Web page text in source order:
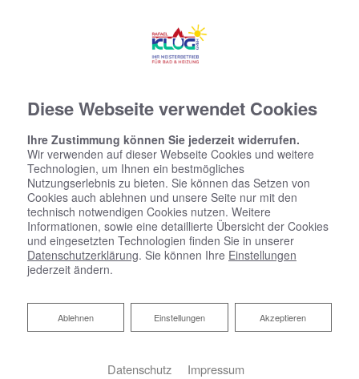
Impressum
Rafael Klug GmbH
Diese Webseite verwendet Cookies
Ihre Zustimmung können Sie jederzeit widerrufen.
Wir verwenden auf dieser Webseite Cookies und weitere
Technologien, um Ihnen ein bestmögliches
Nutzungserlebnis zu bieten. Sie können das Setzen von
Cookies auch ablehnen und unsere Seite nur mit den
technisch notwendigen Cookies nutzen. Weitere
Informationen, sowie eine detaillierte Übersicht der Cookies
und eingesetzten Technologien finden Sie in unserer
Datenschutzerklärung. Sie können Ihre Einstellungen
jederzeit ändern.
Akzeptieren
Einstellungen
Ablehnen
Ablehnen
Datenschutz Impressum